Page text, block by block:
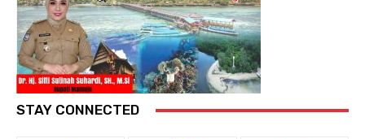
STAY CONNECTED